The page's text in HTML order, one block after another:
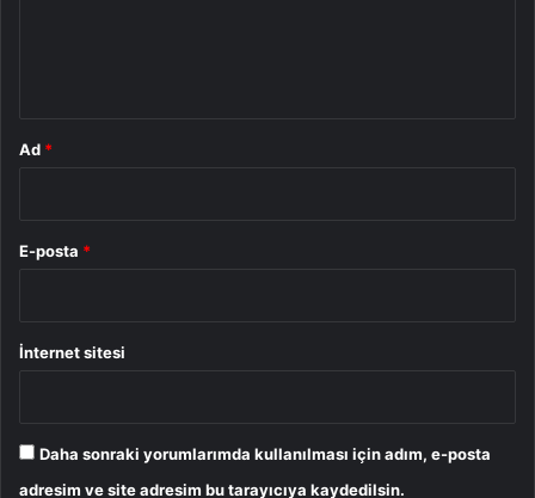
Ad *
E-posta *
İnternet sitesi
Daha sonraki yorumlarımda kullanılması için adım, e-posta
adresim ve site adresim bu tarayıcıya kaydedilsin.